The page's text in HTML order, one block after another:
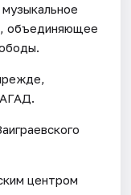
объединяющее
центром